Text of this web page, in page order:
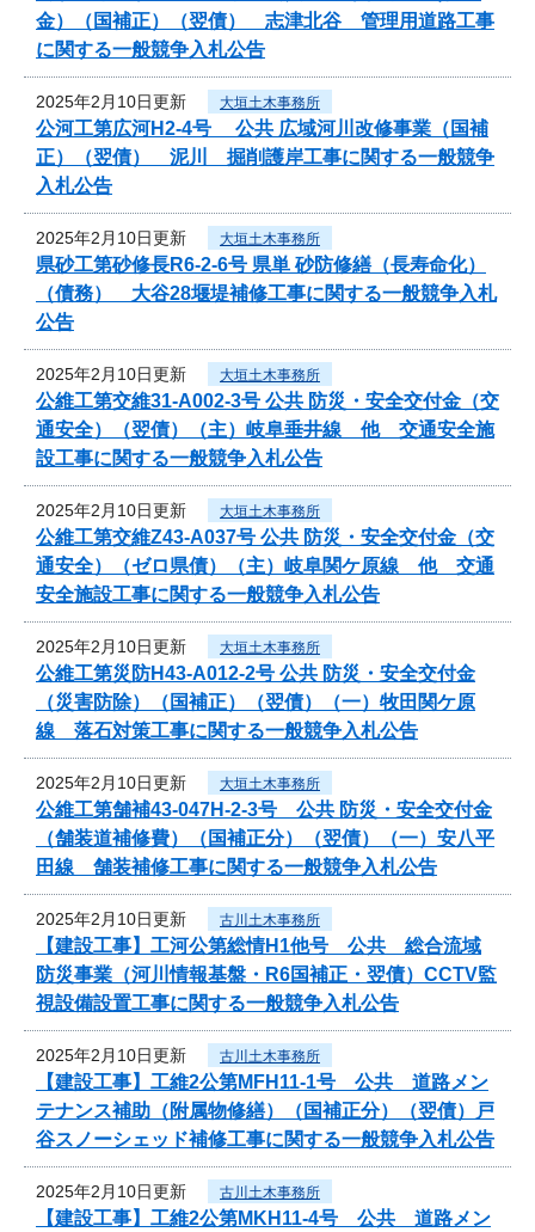
金）（国補正）（翌債） 志津北谷 管理用道路工事
に関する一般競争入札公告
2025年2月10日更新 大垣土木事務所
公河工第広河H2-4号 公共 広域河川改修事業（国補
正）（翌債） 泥川 掘削護岸工事に関する一般競争
入札公告
2025年2月10日更新 大垣土木事務所
県砂工第砂修長R6-2-6号 県単 砂防修繕（長寿命化）
（債務） 大谷28堰堤補修工事に関する一般競争入札
公告
2025年2月10日更新 大垣土木事務所
公維工第交維31-A002-3号 公共 防災・安全交付金（交
通安全）（翌債）（主）岐阜垂井線 他 交通安全施
設工事に関する一般競争入札公告
2025年2月10日更新 大垣土木事務所
公維工第交維Z43-A037号 公共 防災・安全交付金（交
通安全）（ゼロ県債）（主）岐阜関ケ原線 他 交通
安全施設工事に関する一般競争入札公告
2025年2月10日更新 大垣土木事務所
公維工第災防H43-A012-2号 公共 防災・安全交付金
（災害防除）（国補正）（翌債）（一）牧田関ケ原
線 落石対策工事に関する一般競争入札公告
2025年2月10日更新 大垣土木事務所
公維工第舗補43-047H-2-3号 公共 防災・安全交付金
（舗装道補修費）（国補正分）（翌債）（一）安八平
田線 舗装補修工事に関する一般競争入札公告
2025年2月10日更新 古川土木事務所
【建設工事】工河公第総情H1他号 公共 総合流域
防災事業（河川情報基盤・R6国補正・翌債）CCTV監
視設備設置工事に関する一般競争入札公告
2025年2月10日更新 古川土木事務所
【建設工事】工維2公第MFH11-1号 公共 道路メン
テナンス補助（附属物修繕）（国補正分）（翌債）戸
谷スノーシェッド補修工事に関する一般競争入札公告
2025年2月10日更新 古川土木事務所
【建設工事】工維2公第MKH11-4号 公共 道路メン